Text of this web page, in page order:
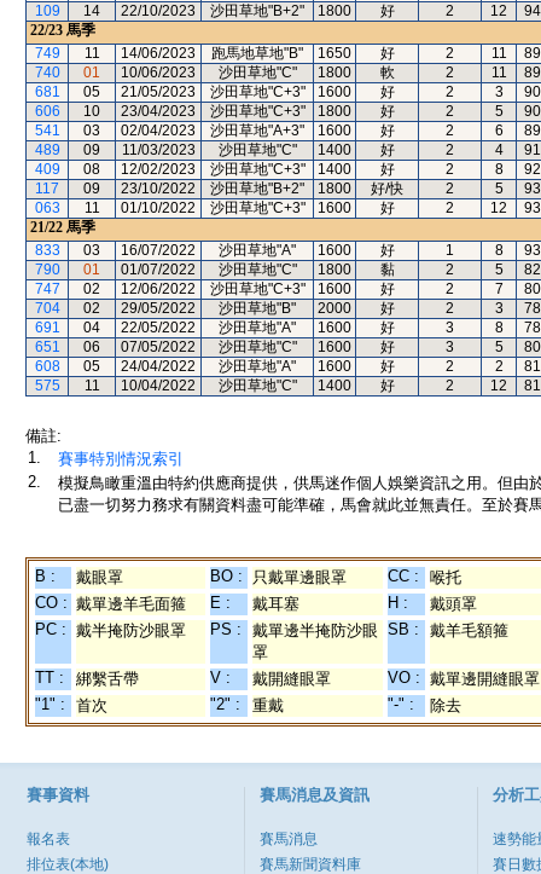
109
14 22/10/2023 沙田草地"B+2" 1800 好 2 12
94
22/23 馬季
749
11 14/06/2023 跑馬地草地"B" 1650 好 2 11
89
740
01 10/06/2023 沙田草地"C" 1800 軟 2 11
89
681
05 21/05/2023 沙田草地"C+3" 1600 好 2 3
90
606
10 23/04/2023 沙田草地"C+3" 1800 好 2 5
90
541
03 02/04/2023 沙田草地"A+3" 1600 好 2 6
89
489
09 11/03/2023 沙田草地"C" 1400 好 2 4
91
409
08 12/02/2023 沙田草地"C+3" 1400 好 2 8
92
117
09 23/10/2022 沙田草地"B+2" 1800 好/快 2 5
93
063
11 01/10/2022 沙田草地"C+3" 1600 好 2 12
93
21/22 馬季
833
03 16/07/2022 沙田草地"A" 1600 好 1 8
93
790
01 01/07/2022 沙田草地"C" 1800 黏 2 5
82
747
02 12/06/2022 沙田草地"C+3" 1600 好 2 7
80
704
02 29/05/2022 沙田草地"B" 2000 好 2 3
78
691
04 22/05/2022 沙田草地"A" 1600 好 3 8
78
651
06 07/05/2022 沙田草地"C" 1600 好 3 5
80
608
05 24/04/2022 沙田草地"A" 1600 好 2 2
81
575
11 10/04/2022 沙田草地"C" 1400 好 2 12 81
備註:
1.
賽事特別情況索引
2.
模擬鳥瞰重溫由特約供應商提供，供馬迷作個人娛樂資訊之用。但
已盡一切努力務求有關資料盡可能準確，馬會就此並無責任。至於賽
B : 戴眼罩 BO : 只戴單邊眼罩 CC :
喉托
CO : 戴單邊羊毛面箍 E : 戴耳塞 H :
戴頭罩
PC : 戴半掩防沙眼罩 PS :
戴單邊半掩防沙眼
罩
SB : 戴羊毛額箍
TT : 綁繫舌帶 V : 戴開縫眼罩 VO : 戴單邊開縫眼罩
"1" :
首次 "2" : 重戴 "-" : 除去
賽事資料
報名表
排位表(本地)
賽馬消息及資訊
賽馬消息
賽馬新聞資料庫
分析
速勢能
賽日數